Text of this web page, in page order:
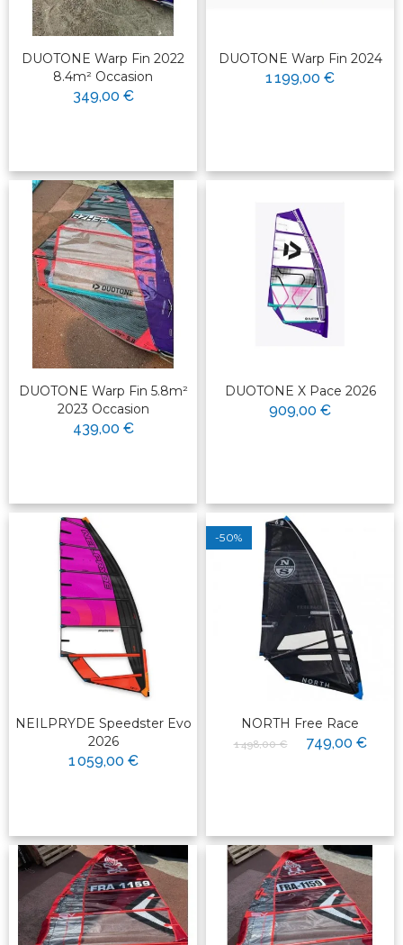
DUOTONE Warp Fin 2022
8.4m² Occasion
349,00 €
DUOTONE Warp Fin 2024
1 199,00 €
DUOTONE Warp Fin 5.8m²
2023 Occasion
439,00 €
DUOTONE X Pace 2026
909,00 €
NEILPRYDE Speedster Evo
2026
1 059,00 €
-50%
NORTH Free Race
1 498,00 € 749,00 €